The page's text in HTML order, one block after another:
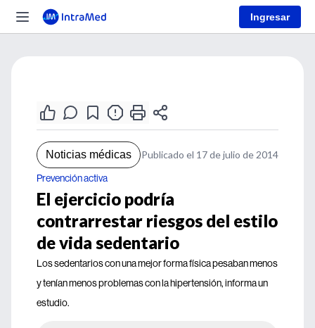
Ingresar
Noticias médicas Publicado el 17 de julio de 2014
Prevención activa
El ejercicio podría
contrarrestar riesgos del estilo
de vida sedentario
Los sedentarios con una mejor forma física pesaban menos
y tenían menos problemas con la hipertensión, informa un
estudio.